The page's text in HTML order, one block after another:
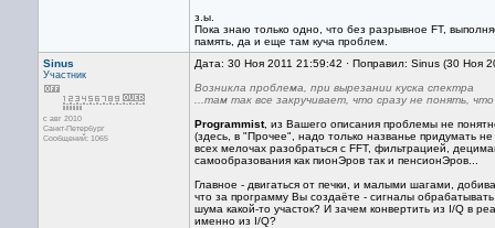
з.ы.
Пока знаю только одно, что без разрывное FT,
память, да и еще там куча проблем.
Sinus
Участник
с авг 2010
Санкт-Петербург
Сообщений: 1065
Дата: 30 Ноя 2011 21:59:42 · Поправил: Sinus (30 Ноя
Возникла проблема, при вырезании куска спектра
...там так все закручивает, что сразу не понять,
Programmist, из Вашего описания проблемы не
(здесь, в "Прочее", надо только названье придумать
всех мелочах разобраться с FFT, фильтрацией,
самообразования как пионЭров так и пенсионЭров...
Главное - двигаться от печки, и малыми шагами,
что за программу Вы создаёте - сигналы
шума какой-то участок? И зачем конвертить из I/Q в
именно из I/Q?